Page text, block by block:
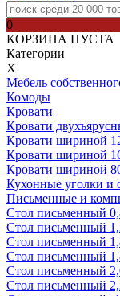
0
КОРЗИНА ПУСТА
Категории
Х
Мебель
Комоды
Кровати
Кровати
Кровати шириной
Кровати шириной
Кровати шириной
Кухонные уголки и
Письменные и
Стол письменный
Стол письменный
Стол письменный
Стол письменный
Стол письменный
Стол письменный